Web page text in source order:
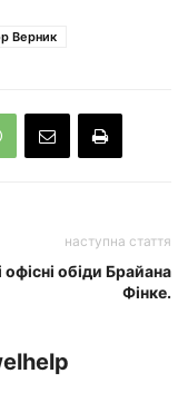
Верник
наступна стаття
офісні обіди Брайана
Фінке.